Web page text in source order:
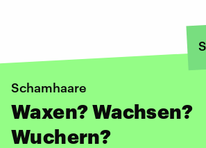
Schamhaare
Waxen? Wachsen?
Wuchern?